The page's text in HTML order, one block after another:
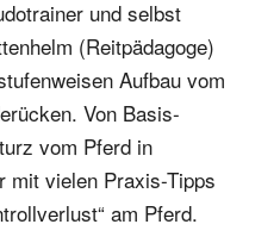
und selbst
(Reitpädagoge)
Aufbau vom
Von Basis-
vom Pferd in
mit vielen Praxis-Tipps
am Pferd.